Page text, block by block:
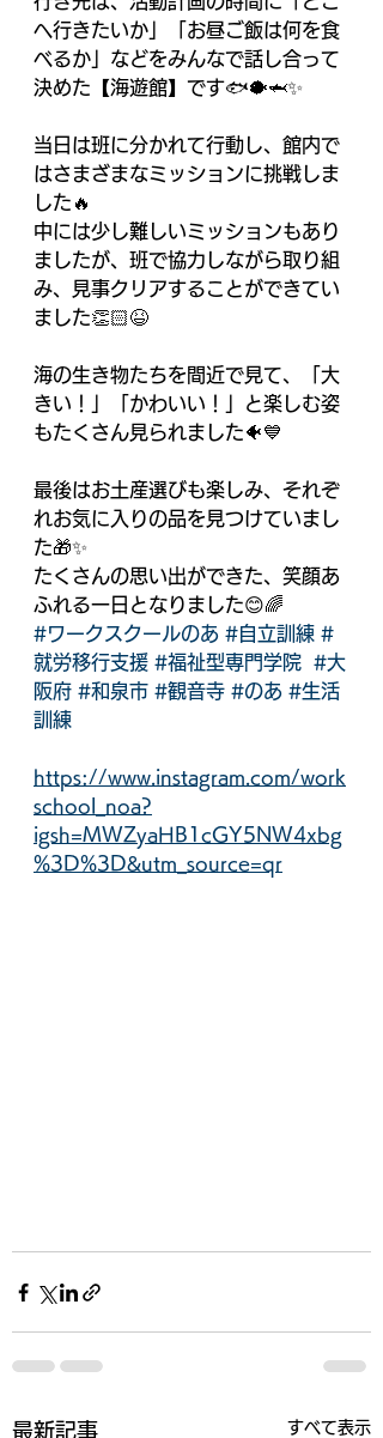
へ行きたいか」「お昼ご飯は何を食
べるか」などをみんなで話し合って
決めた【海遊館】です🐟🐡🦈✨
当日は班に分かれて行動し、館内で
はさまざまなミッションに挑戦しま
した🔥
中には少し難しいミッションもあり
ましたが、班で協力しながら取り組
み、見事クリアすることができてい
ました👏🏻😆
海の生き物たちを間近で見て、「大
きい！」「かわいい！」と楽しむ姿
もたくさん見られました🐠💙
最後はお土産選びも楽しみ、それぞ
れお気に入りの品を見つけていまし
た🎁✨
たくさんの思い出ができた、笑顔あ
ふれる一日となりました😊🌈
#ワークスクールのあ #自立訓練 #
就労移行支援 #福祉型専門学院
#大
阪府 #和泉市 #観音寺 #のあ #生活
訓練
https://www.instagram.com/work
school_noa?
igsh=MWZyaHB1cGY5NW4xbg
%3D%3D&utm_source=qr
最新記事 すべて表示